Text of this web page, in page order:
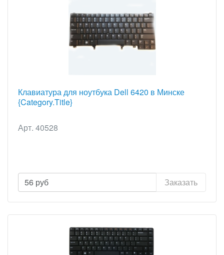
Клавиатура для ноутбука Dell 6420 в Минске
{Category.Title}
Арт. 40528
56 руб Заказать